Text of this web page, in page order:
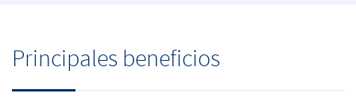
Principales beneficios